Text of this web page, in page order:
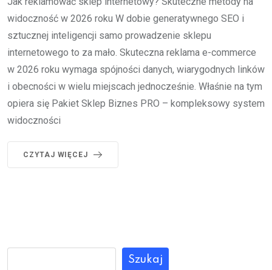
widoczność w 2026 roku W dobie generatywnego SEO i
sztucznej inteligencji samo prowadzenie sklepu
internetowego to za mało. Skuteczna reklama e-commerce
w 2026 roku wymaga spójności danych, wiarygodnych linków
i obecności w wielu miejscach jednocześnie. Właśnie na tym
opiera się Pakiet Sklep Biznes PRO – kompleksowy system
widoczności
CZYTAJ WIĘCEJ
Szukaj